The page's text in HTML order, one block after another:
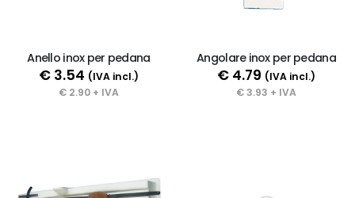
Anello inox per pedana
€ 3.54 (IVA incl.)
€ 2.90 + IVA
Angolare inox per pedana
€ 4.79 (IVA incl.)
€ 3.93 + IVA